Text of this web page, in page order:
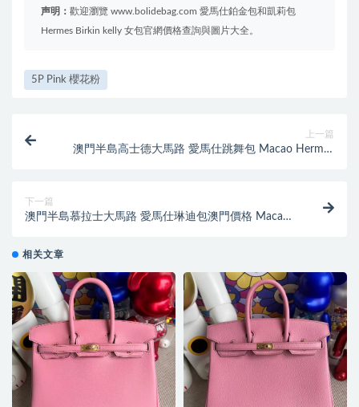
声明： 歡迎瀏覽 www.bolidebag.com 愛馬仕鉑金包和凱莉包
Hermes Birkin kelly 女包官網價格查詢與圖片大全。
5P Pink 櫻花粉
上一篇
澳門半島高士德大馬路 愛馬仕跳舞包 Macao Hermes
下一篇
澳門半島慕拉士大馬路 愛馬仕琳迪包澳門價格 Macao
相关文章